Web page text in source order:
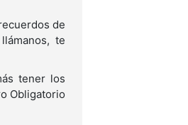
de
te
tener los
Obligatorio